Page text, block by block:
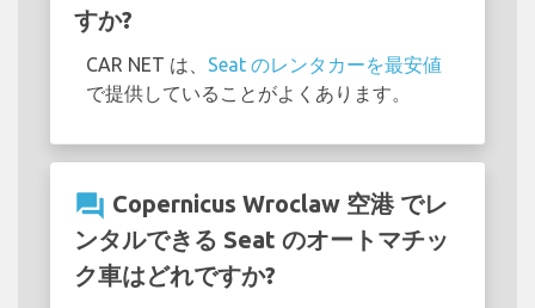
すか?
CAR NET は、 Seat のレンタカーを最安値
で提供していることがよくあります。
question_answer Copernicus Wroclaw 空港 でレ
ンタルできる Seat のオートマチッ
ク車はどれですか?